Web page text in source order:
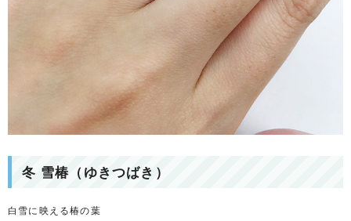
冬 雪椿（ゆきつばき）
白雪に映える椿の葉